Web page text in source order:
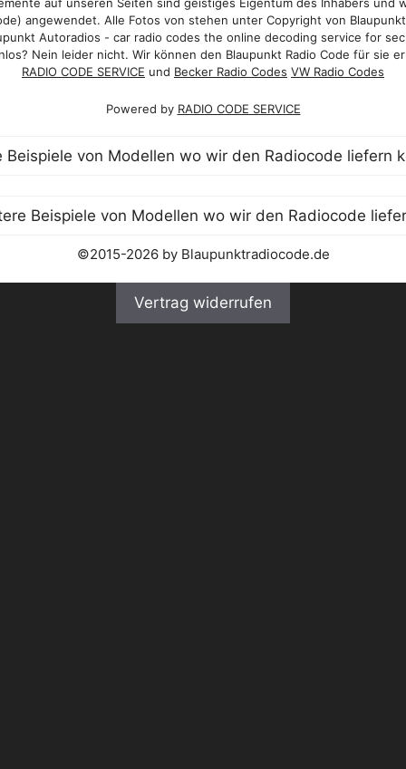
angewendet. Alle Fotos von stehen unter Copyright von
Autoradios - car radio codes the online decoding service for
Nein leider nicht. Wir können den Blaupunkt Radio Code für sie
RADIO CODE SERVICE und Becker Radio Codes VW Radio Codes
Powered by RADIO CODE SERVICE
©2015-2026 by Blaupunktradiocode.de
Vertrag widerrufen